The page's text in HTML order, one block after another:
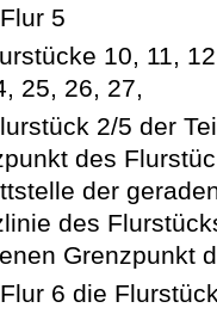
5
10, 11,
25, 26, 27,
2/5 der
des
der
des
Grenzpunkt
6 die